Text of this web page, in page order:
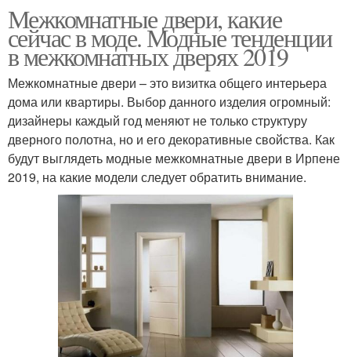
Межкомнатные двери, какие
сейчас в моде. Модные тенденции
в межкомнатных дверях 2019
Межкомнатные двери – это визитка общего интерьера
дома или квартиры. Выбор данного изделия огромный:
дизайнеры каждый год меняют не только структуру
дверного полотна, но и его декоративные свойства. Как
будут выглядеть модные межкомнатные двери в Ирпене
2019, на какие модели следует обратить внимание.